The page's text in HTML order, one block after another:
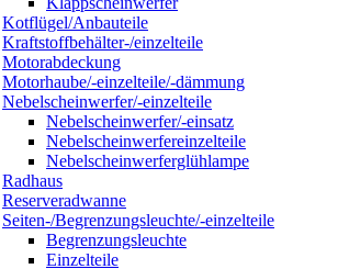
Kotflügel/Anbauteile
Kraftstoffbehälter-/einzelteile
Motorabdeckung
Motorhaube/-einzelteile/-dämmung
Nebelscheinwerfer/-einzelteile
Nebelscheinwerfer/-einsatz
Nebelscheinwerfereinzelteile
Nebelscheinwerferglühlampe
Radhaus
Reserveradwanne
Seiten-/Begrenzungsleuchte/-einzelteile
Begrenzungsleuchte
Einzelteile